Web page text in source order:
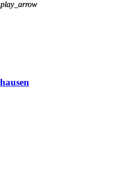
play_arrow
play_arrow